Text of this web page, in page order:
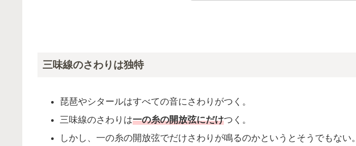
三味線のさわりは独特
琵琶やシタールはすべての音にさわりがつく。
三味線のさわりは一の糸の開放弦にだけつく。
しかし、一の糸の開放弦でだけさわりが鳴るのかというとそうでもない。